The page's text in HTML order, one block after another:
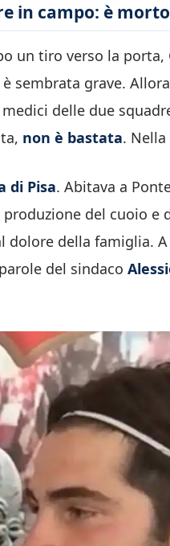
in campo: è
un tiro verso la porta,
sembrata grave.
delle due
non è bastata.
di Pisa. Abitava a
del cuoio e
della famiglia.
del sindaco